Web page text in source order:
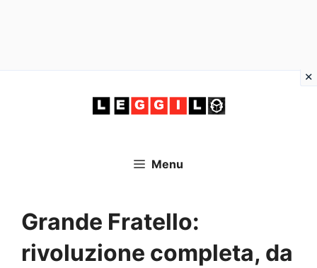
Menu
Grande Fratello:
rivoluzione completa, da